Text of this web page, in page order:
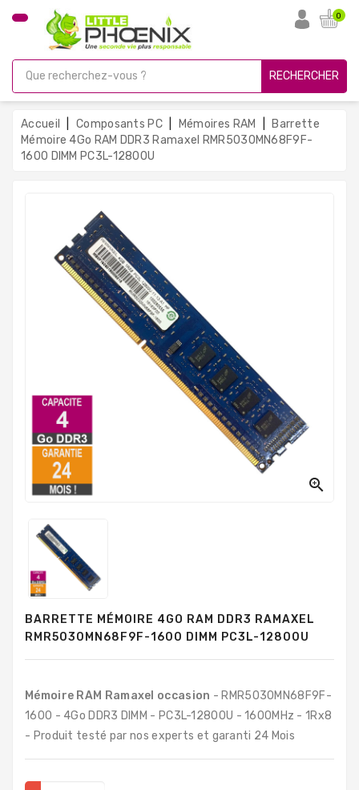
CATÉGORIE
Gamer
Unités
Centrales
Reconditionnées
Ordinateurs
Portables
Mesure
Tout-
Mémoires
RAM
Durs
Composants
Composants
Destockage
0
RECHERCHER
Accueil Composants PC Mémoires RAM
Barrette
Mémoire 4Go RAM DDR3 Ramaxel RMR5030MN68F9F-
1600 DIMM PC3L-12800U

BARRETTE MÉMOIRE 4GO RAM DDR3 RAMAXEL
RMR5030MN68F9F-1600 DIMM PC3L-12800U
Mémoire RAM Ramaxel occasion - RMR5030MN68F9F-
1600 - 4Go DDR3 DIMM - PC3L-12800U - 1600MHz - 1Rx8
- Produit testé par nos experts et garanti 24 Mois